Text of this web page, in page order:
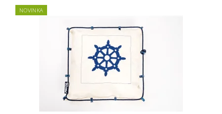
NOVINKA